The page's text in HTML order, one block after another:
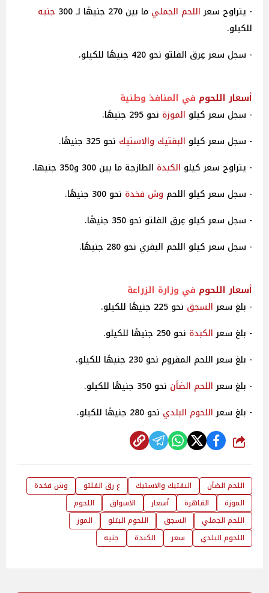
- يتراوح سعراللحم الجملي ما بين 270 جنيهًا لـ 300
جنيه
للكيلو.
- سجل سعر عِرق الفلتو نحو 420 جنيهًا للكيلو.
أسعار اللحوم في المنافذ وطنية
- سجل سعر كيلو الموزة نحو 295 جنيهًا.
- سجل سعر كيلو البفتيك والاستيك نحو 325 جنيهًا.
- يتراوح سعر كيلو الكبدة الطازجة ما بين 300 و350 جنيها.
- سجل سعر كيلو اللحم وش فخدة نحو 300 جنيهًا.
- سجل سعر كيلو عِرق الفلتو نحو 350 جنيهًا.
- سجل سعر كيلو اللحم البقري نحو 280 جنيهًا.
أسعار اللحوم في وزارة الزراعة
- بلغ سعرالسجق نحو 225 جنيهًا للكيلو.
- بلغ سعرالكبدة نحو 250 جنيهًا للكيلو.
- بلغ سعر اللحم المفروم نحو 230 جنيهًا للكيلو.
- بلغ سعراللحم الضأن نحو 350 جنيهًا للكيلو.
- بلغ سعراللحوم البلدي نحو 280 جنيهًا للكيلو.
شارك
اللحم الضأن البفتيك والاستيك ع رق الفلتو
وش فخدة
الموزة
القاهرة أسعار الاسواق
اللحوم
اللحم الجملي
السجق اللحوم البتلو
الموز
اللحوم البلدي
سعر الكبدة جنيه